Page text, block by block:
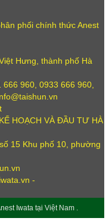
phối chính thức Anest
Hưng, thành phố Hà
960, 0933 666 960,
HOẠCH VÀ ĐẦU TƯ HÀ
15 Khu phố 10, phường
-
Iwata tại Việt Nam .